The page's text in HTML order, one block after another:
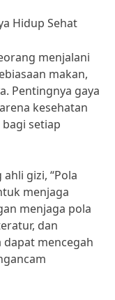
Hidup Sehat
menjalani
makan,
Pentingnya gaya
kesehatan
setiap
gizi, “Pola
menjaga
menjaga pola
dan
mencegah